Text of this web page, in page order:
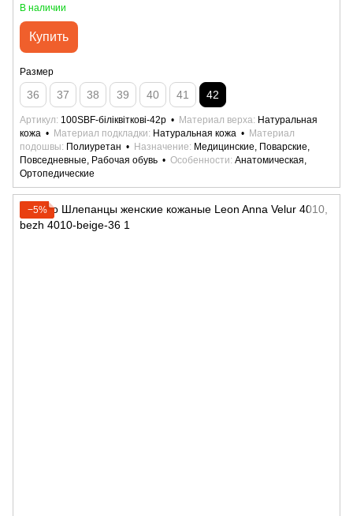
В наличии
Купить
Размер
36 37 38 39 40 41 42
Артикул 100SBF-біліквіткові-42р Материал верха Натуральная
кожа
Материал подкладки Натуральная кожа
Материал
подошвы
Полиуретан Назначение
Медицинские, Поварские,
Повседневные, Рабочая обувь
Особенности Анатомическая,
Ортопедические
−5%